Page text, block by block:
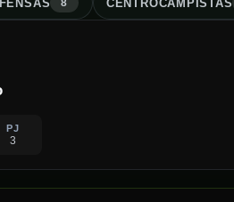
S 8 CENTROCAMPISTAS
PJ
3